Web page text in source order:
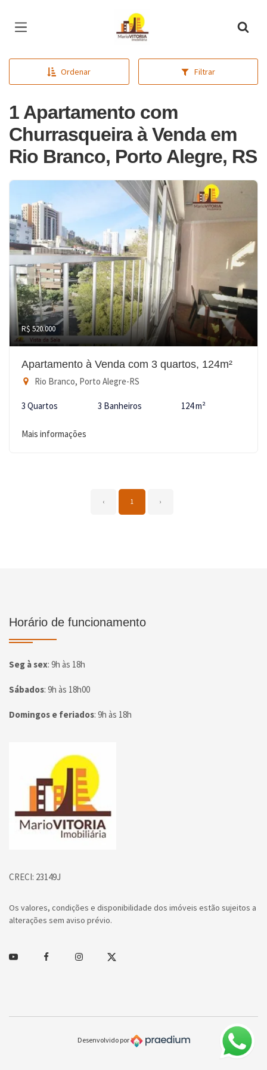
Página inicial
Ordenar Filtrar
1 Apartamento com
Churrasqueira à Venda em
Rio Branco, Porto Alegre, RS
R$ 520.000
Apartamento à Venda com 3 quartos, 124m²
Rio Branco, Porto Alegre-RS
3 Quartos 3 Banheiros 124 m²
Mais informações
‹ 1 ›
Horário de funcionamento
Seg à sex: 9h às 18h
Sábados: 9h às 18h00
Domingos e feriados: 9h às 18h
Página inicial
CRECI: 23149J
Os valores, condições e disponibilidade dos imóveis estão sujeitos a
alterações sem aviso prévio.
Youtube FacebookInstagramTwitter
Desenvolvido por